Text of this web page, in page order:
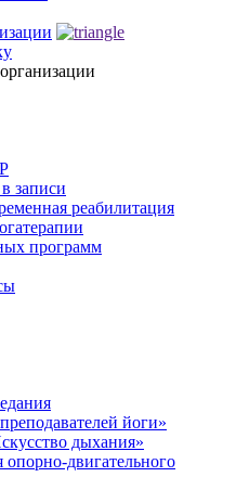
записи
реабилитация
программ
йоги»
дыхания»
двигательного